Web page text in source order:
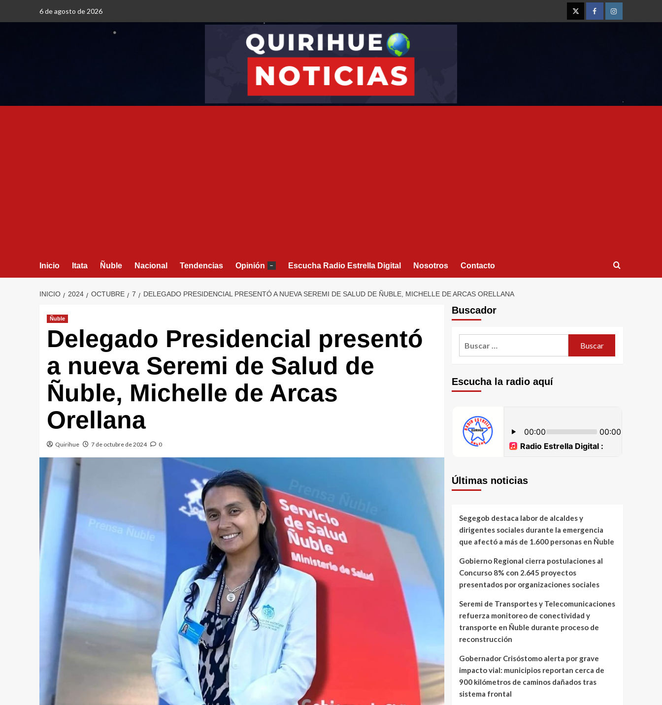
6 de agosto de 2026
Inicio Itata Ñuble Nacional Tendencias Opinión – Escucha Radio Estrella Digital Nosotros Contacto
INICIO 2024 OCTUBRE 7 DELEGADO PRESIDENCIAL PRESENTÓ A NUEVA SEREMI DE SALUD DE ÑUBLE, MICHELLE DE ARCAS ORELLANA
Ñuble
Delegado Presidencial presentó
a nueva Seremi de Salud de
Ñuble, Michelle de Arcas
Orellana
Quirihue 7 de octubre de 2024 0
Buscador
Escucha la radio aquí
Últimas noticias
Segegob destaca labor de alcaldes y
dirigentes sociales durante la emergencia
que afectó a más de 1.600 personas en Ñuble
Gobierno Regional cierra postulaciones al
Concurso 8% con 2.645 proyectos
presentados por organizaciones sociales
Seremi de Transportes y Telecomunicaciones
refuerza monitoreo de conectividad y
transporte en Ñuble durante proceso de
reconstrucción
Gobernador Crisóstomo alerta por grave
impacto vial: municipios reportan cerca de
900 kilómetros de caminos dañados tras
sistema frontal